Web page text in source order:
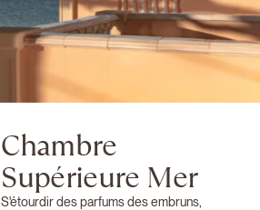
Chambre
Supérieure Mer
S'étourdir des parfums des embruns,